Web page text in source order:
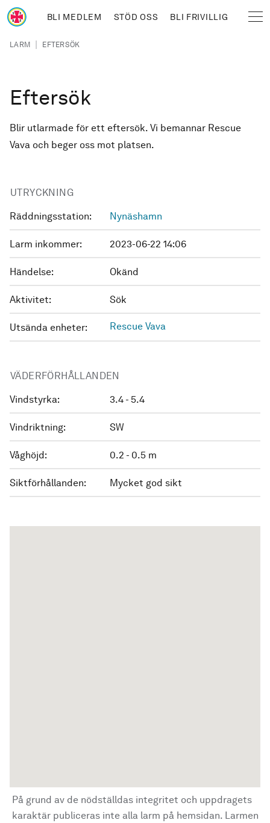
Hoppa till huvudinnehåll
BLI MEDLEM STÖD OSS BLI FRIVILLIG
Länkstig
LARM | EFTERSÖK
Eftersök
Blir utlarmade för ett eftersök. Vi bemannar Rescue
Vava och beger oss mot platsen.
UTRYCKNING
Räddningsstation: Nynäshamn
Larm inkommer: 2023-06-22 14:06
Händelse: Okänd
Aktivitet: Sök
Utsända enheter: Rescue Vava
VÄDERFÖRHÅLLANDEN
Vindstyrka: 3.4 - 5.4
Vindriktning: SW
Våghöjd: 0.2 - 0.5 m
Siktförhållanden: Mycket god sikt
På grund av de nödställdas integritet och uppdragets
karaktär publiceras inte alla larm på hemsidan. Larmen